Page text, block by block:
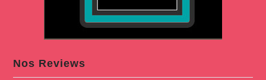
Nos Reviews